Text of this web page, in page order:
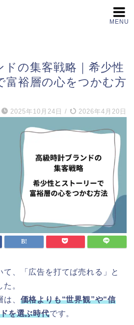
MENU
ドの集客戦略｜希少性
富裕層の心をつかむ方
2025年10月24日 / 2026年4月20日
、「広告を打てば売れる」と
。
、 価格よりも“世界観”や“信
を選ぶ時代です。